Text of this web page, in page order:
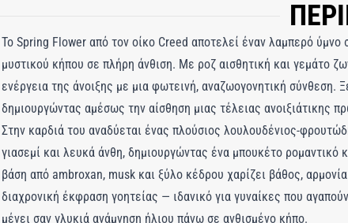
Το Spring Flower από τον οίκο Creed αποτελεί έναν λαμπερό
μυστικού κήπου σε πλήρη άνθιση. Με ροζ αισθητική και γεμάτο
ενέργεια της άνοιξης με μια φωτεινή, αναζωογονητική
δημιουργώντας αμέσως την αίσθηση μιας τέλειας ανοιξιάτικης
Στην καρδιά του αναδύεται ένας πλούσιος λουλουδένιος-
γιασεμί και λευκά άνθη, δημιουργώντας ένα μπουκέτο
βάση από ambroxan, musk και ξύλο κέδρου χαρίζει βάθος,
διαχρονική έκφραση γοητείας — ιδανικό για γυναίκες που
μένει σαν γλυκιά ανάμνηση ήλιου πάνω σε ανθισμένο κήπο.